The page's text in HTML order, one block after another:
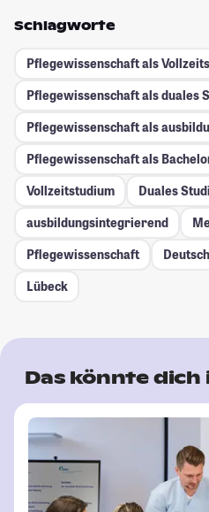
Schlagworte
Pflegewissenschaft als
Pflegewissenschaft als duales
Pflegewissenschaft als
Pflegewissenschaft als
Vollzeitstudium
Duales
ausbildungsintegrierend
Pflegewissenschaft
Lübeck
Das könnte